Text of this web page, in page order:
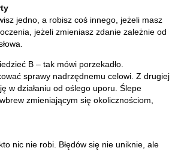
jedno, a robisz coś innego, jeżeli masz
jeżeli zmieniasz zdanie zależnie od
B – tak mówi porzekadło.
sprawy nadrzędnemu celowi. Z drugiej
w działaniu od oślego uporu. Ślepe
zmieniającym się okolicznościom,
nic nie robi. Błędów się nie uniknie, ale